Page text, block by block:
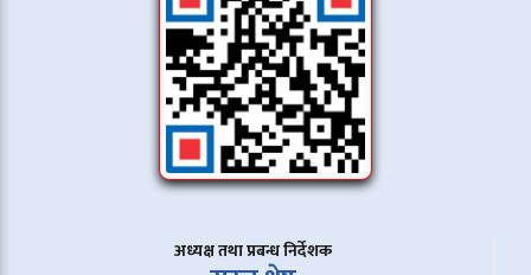
अध्यक्ष तथा प्रबन्ध निर्देशक